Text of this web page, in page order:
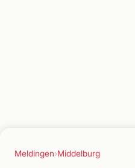
Meldingen›Middelburg